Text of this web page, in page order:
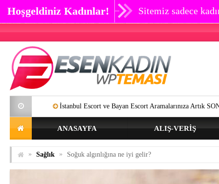
Hoşgeldiniz Kadınlar! Sitemiz sadece
Escort ve Bayan Escort Aramalarınıza Artık SON Verebilirsiniz.
ANASAYFA ALIŞ-VERIŞ
» Sağlık » Soğuk algınlığına ne iyi gelir?